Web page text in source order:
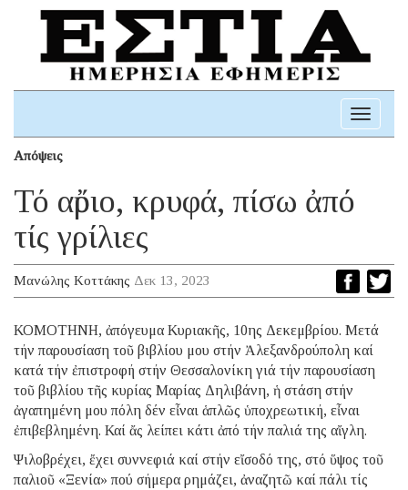
Toggle
Απόψεις
Τό αὔριο, κρυφά, πίσω ἀπό
τίς γρίλιες
Μανώλης Κοττάκης Δεκ 13, 2023
ΚΟΜΟΤΗΝΗ, ἀπόγευμα Κυριακῆς, 10ης Δεκεμβρίου. Μετά
τήν παρουσίαση τοῦ βιβλίου μου στήν Ἀλεξανδρούπολη καί
κατά τήν ἐπιστροφή στήν Θεσσαλονίκη γιά τήν παρουσίαση
τοῦ βιβλίου τῆς κυρίας Μαρίας Δηλιβάνη, ἡ στάση στήν
ἀγαπημένη μου πόλη δέν εἶναι ἁπλῶς ὑποχρεωτική, εἶναι
ἐπιβεβλημένη. Καί ἄς λείπει κάτι ἀπό τήν παλιά της αἴγλη.
Ψιλοβρέχει, ἔχει συννεφιά καί στήν εἴσοδό της, στό ὕψος τοῦ
παλιοῦ «Ξενία» πού σήμερα ρημάζει, ἀναζητῶ καί πάλι τίς